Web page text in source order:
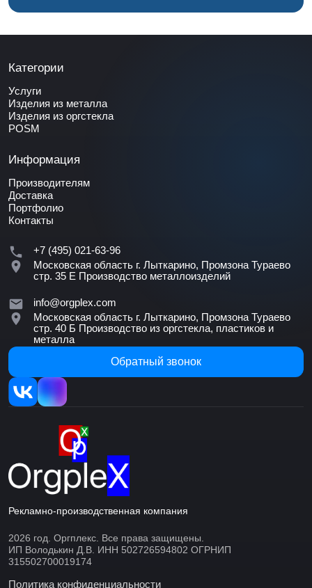
Категории
Услуги
Изделия из металла
Изделия из оргстекла
POSM
Информация
Производителям
Доставка
Портфолио
Контакты
+7 (495) 021-63-96
Московская область г. Лыткарино, Промзона Тураево
стр. 35 Е Производство металлоизделий
info@orgplex.com
Московская область г. Лыткарино, Промзона Тураево
стр. 40 Б Производство из оргстекла, пластиков и
металла
Обратный звонок
Рекламно-производственная компания
2026 год. Оргплекс. Все права защищены.
ИП Володькин Д.В. ИНН 502726594802 ОГРНИП
315502700019174
Политика конфиденциальности